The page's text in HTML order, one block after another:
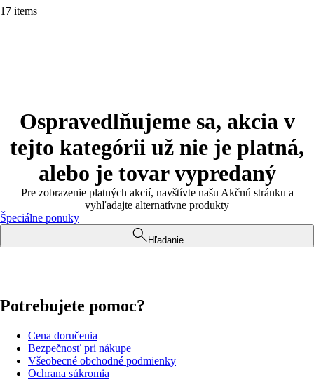
17 items
Ospravedlňujeme sa, akcia v
tejto kategórii už nie je platná,
alebo je tovar vypredaný
Pre zobrazenie platných akcií, navštívte našu Akčnú stránku a
vyhľadajte alternatívne produkty
Špeciálne ponuky
Hľadanie
Potrebujete pomoc?
Cena doručenia
Bezpečnosť pri nákupe
Všeobecné obchodné podmienky
Ochrana súkromia